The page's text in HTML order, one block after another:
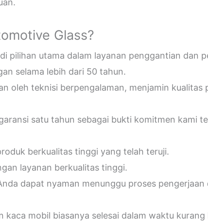
Glass?
pilihan utama dalam layanan penggantian dan
selama lebih dari 50 tahun.
oleh teknisi berpengalaman, menjamin kualitas
satu tahun sebagai bukti komitmen kami
berkualitas tinggi yang telah teruji.
layanan berkualitas tinggi.
dapat nyaman menunggu proses pengerjaan
kaca mobil biasanya selesai dalam waktu kurang